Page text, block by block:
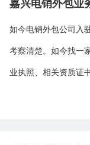
如今电销外包公司入
考察清楚。如今找一
业执照、相关资质证